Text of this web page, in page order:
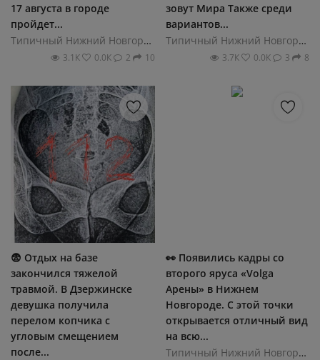
17 августа в городе
пройдет...
Типичный Нижний Новгород
3.1К 0.0К 2 10
зовут Мира Также среди
вариантов...
Типичный Нижний Новгород
3.7К 0.0К 3 8
😨 Отдых на базе
закончился тяжелой
травмой. В Дзержинске
девушка получила
перелом копчика с
угловым смещением
после...
👀 Появились кадры со
второго яруса «Volga
Арены» в Нижнем
Новгороде. С этой точки
открывается отличный вид
на всю...
Типичный Нижний Новгород